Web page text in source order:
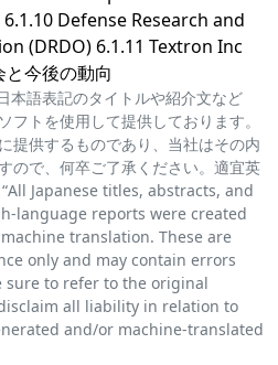
Defense Research and
(DRDO) 6.1.11 Textron Inc
と今後の動向
本語表記のタイトルや紹介文など
フトを使用して提供しております。
提供するものであり、当社はその内
ので、何卒ご了承ください。適宜英
Japanese titles, abstracts, and
language reports were created
translation. These are
only and may contain errors
sure to refer to the original
all liability in relation to
and/or machine-translated